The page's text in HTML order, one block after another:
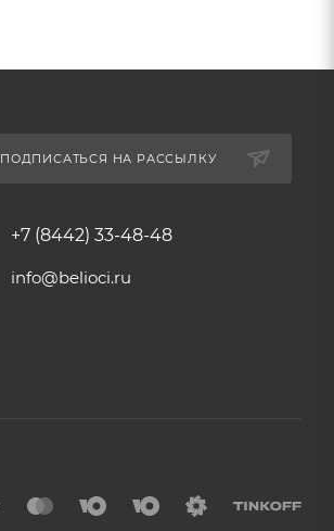
ПОДПИСАТЬСЯ НА РАССЫЛКУ
+7 (8442) 33-48-48
info@belioci.ru